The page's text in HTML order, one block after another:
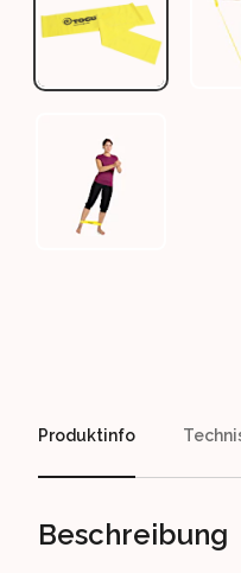
THERAGYM
THERAGYM LOOP
Produktinfo
Beschreibung